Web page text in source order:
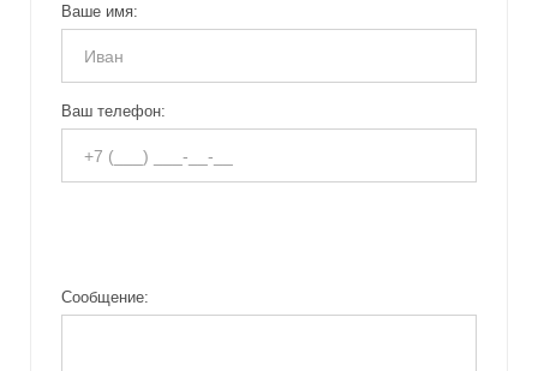
Ваше имя:
Ваш телефон:
Сообщение: